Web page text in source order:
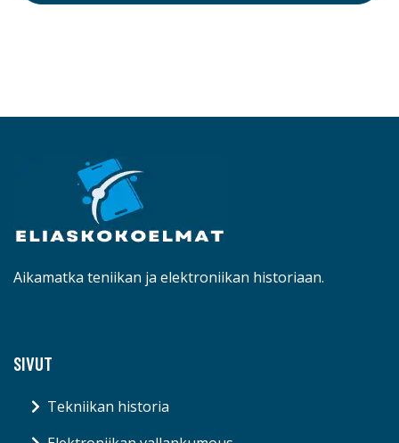
Aikamatka teniikan ja elektroniikan historiaan.
SIVUT
Tekniikan historia